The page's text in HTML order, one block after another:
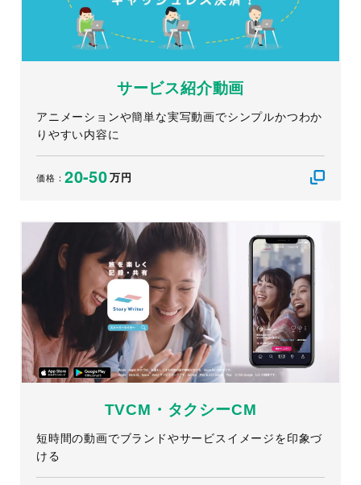
サービス紹介動画
アニメーションや簡単な実写動画でシンプルかつわか
りやすい内容に
価格：20-50 万円
TVCM・タクシーCM
短時間の動画でブランドやサービスイメージを印象づ
ける